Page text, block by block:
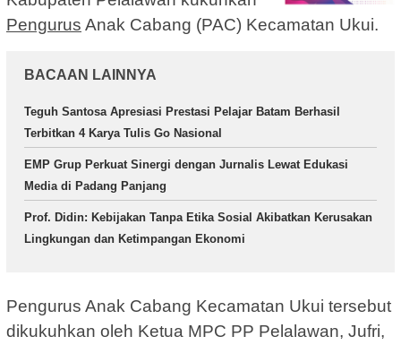
Pengurus Anak Cabang (PAC) Kecamatan Ukui.
BACAAN LAINNYA
Teguh Santosa Apresiasi Prestasi Pelajar Batam Berhasil
Terbitkan 4 Karya Tulis Go Nasional
EMP Grup Perkuat Sinergi dengan Jurnalis Lewat Edukasi
Media di Padang Panjang
Prof. Didin: Kebijakan Tanpa Etika Sosial Akibatkan Kerusakan
Lingkungan dan Ketimpangan Ekonomi
Pengurus Anak Cabang Kecamatan Ukui tersebut
dikukuhkan oleh Ketua MPC PP Pelalawan, Jufri,